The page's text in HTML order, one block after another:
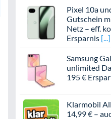
Pixel 10a
Gutschein
Netz – eff.
Ersparnis
Samsung
unlimited
195 €
Klarmobil
14,99 € –